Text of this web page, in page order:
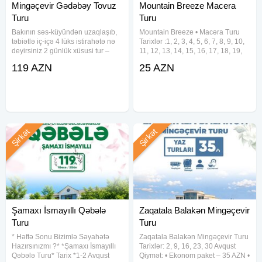
Mingəçevir Gədəbəy Tovuz
Turu
Bakının səs-küyündən uzaqlaşıb,
təbiətlə iç-içə 4 lüks istirahətə nə
deyirsiniz 2 günlük xüsusi tur –
gözləyir! Seçim sizin, xidməti bizə
119 AZN
Mountain Breeze Macera
Turu
Mountain Breeze • Macəra Turu
Tarixlər :1, 2, 3, 4, 5, 6, 7, 8, 9, 10,
11, 12, 13, 14, 15, 16, 17, 18, 19,
29, 30, 31 Avqust Qiymət: Ekonom
25 AZN
Şamaxı İsmayıllı Qəbələ
Turu
* Həftə Sonu Bizimlə Səyahətə
Hazırsınızmı ?* *Şamaxı İsmayıllı
Qəbələ Turu* Tarix *1-2 Avqust
Şirkət
Zaqatala Balakən Mingəçevir
Turu
Zaqatala Balakən Mingəçevir Turu
Tarixlər: 2, 9, 16, 23, 30 Avqust
Qiymət: • Ekonom paket – 35 AZN •
Şirkət